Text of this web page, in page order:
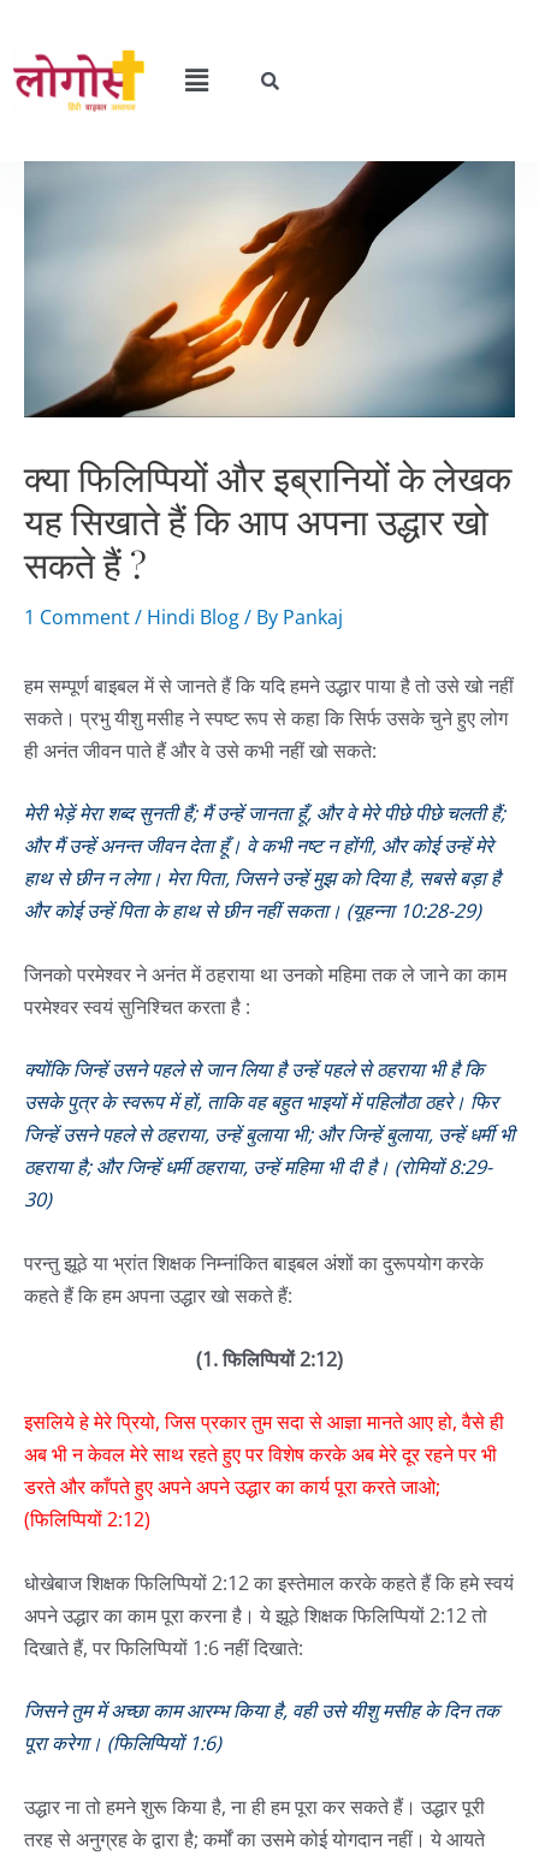
क्या फिलिप्पियों और इब्रानियों के लेखक
यह सिखाते हैं कि आप अपना उद्धार खो
सकते हैं ?
1 Comment/ Hindi Blog/ By Pankaj
हम सम्पूर्ण बाइबल में से जानते हैं कि यदि हमने उद्धार पाया है तो उसे खो नहीं
सकते। प्रभु यीशु मसीह ने स्पष्ट रूप से कहा कि सिर्फ उसके चुने हुए लोग
ही अनंत जीवन पाते हैं और वे उसे कभी नहीं खो सकते:
मेरी भेड़ें मेरा शब्द सुनती हैं; मैं उन्हें जानता हूँ, और वे मेरे पीछे पीछे चलती हैं;
और मैं उन्हें अनन्त जीवन देता हूँ। वे कभी नष्‍ट न होंगी, और कोई उन्हें मेरे
हाथ से छीन न लेगा। मेरा पिता, जिसने उन्हें मुझ को दिया है, सबसे बड़ा है
और कोई उन्हें पिता के हाथ से छीन नहीं सकता। (यूहन्ना 10:28-29)
जिनको परमेश्वर ने अनंत में ठहराया था उनको महिमा तक ले जाने का काम
परमेश्वर स्वयं सुनिश्चित करता है :
क्योंकि जिन्हें उसने पहले से जान लिया है उन्हें पहले से ठहराया भी है कि
उसके पुत्र के स्वरूप में हों, ताकि वह बहुत भाइयों में पहिलौठा ठहरे। फिर
जिन्हें उसने पहले से ठहराया, उन्हें बुलाया भी; और जिन्हें बुलाया, उन्हें धर्मी भी
ठहराया है; और जिन्हें धर्मी ठहराया, उन्हें महिमा भी दी है। (रोमियों 8:29-
30)
परन्तु झूठे या भ्रांत शिक्षक निम्नांकित बाइबल अंशों का दुरूपयोग करके
कहते हैं कि हम अपना उद्धार खो सकते हैं:
(1. फिलिप्पियों 2:12)
इसलिये हे मेरे प्रियो, जिस प्रकार तुम सदा से आज्ञा मानते आए हो, वैसे ही
अब भी न केवल मेरे साथ रहते हुए पर विशेष करके अब मेरे दूर रहने पर भी
डरते और काँपते हुए अपने अपने उद्धार का कार्य पूरा करते जाओ;
(फिलिप्पियों 2:12)
धोखेबाज शिक्षक फिलिप्पियों 2:12 का इस्तेमाल करके कहते हैं कि हमे स्वयं
अपने उद्धार का काम पूरा करना है। ये झूठे शिक्षक फिलिप्पियों 2:12 तो
दिखाते हैं, पर फिलिप्पियों 1:6 नहीं दिखाते:
जिसने तुम में अच्छा काम आरम्भ किया है, वही उसे यीशु मसीह के दिन तक
पूरा करेगा। (फिलिप्पियों 1:6)
उद्धार ना तो हमने शुरू किया है, ना ही हम पूरा कर सकते हैं। उद्धार पूरी
तरह से अनुग्रह के द्वारा है; कर्मों का उसमे कोई योगदान नहीं। ये आयते